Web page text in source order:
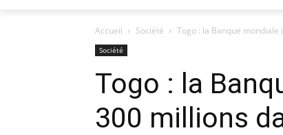
Accueil Société Togo : la Banque mondiale
Société
Togo : la
300 millions